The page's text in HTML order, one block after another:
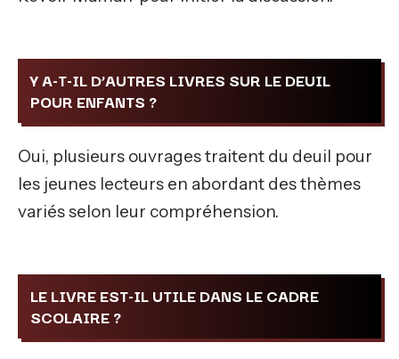
Y A-T-IL D’AUTRES LIVRES SUR LE DEUIL
POUR ENFANTS ?
Oui, plusieurs ouvrages traitent du deuil pour
les jeunes lecteurs en abordant des thèmes
variés selon leur compréhension.
LE LIVRE EST-IL UTILE DANS LE CADRE
SCOLAIRE ?